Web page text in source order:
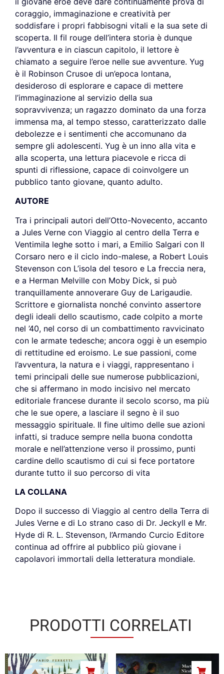
coraggio, immaginazione e creatività per
soddisfare i propri fabbisogni vitali e la sua sete di
scoperta. Il fil rouge dell’intera storia è dunque
l’avventura e in ciascun capitolo, il lettore è
chiamato a seguire l’eroe nelle sue avventure. Yug
è il Robinson Crusoe di un’epoca lontana,
desideroso di esplorare e capace di mettere
l’immaginazione al servizio della sua
sopravvivenza; un ragazzo dominato da una forza
immensa ma, al tempo stesso, caratterizzato dalle
debolezze e i sentimenti che accomunano da
sempre gli adolescenti. Yug è un inno alla vita e
alla scoperta, una lettura piacevole e ricca di
spunti di riflessione, capace di coinvolgere un
pubblico tanto giovane, quanto adulto.
AUTORE
Tra i principali autori dell’Otto-Novecento, accanto
a Jules Verne con Viaggio al centro della Terra e
Ventimila leghe sotto i mari, a Emilio Salgari con Il
Corsaro nero e il ciclo indo-malese, a Robert Louis
Stevenson con L’isola del tesoro e La freccia nera,
e a Herman Melville con Moby Dick, si può
tranquillamente annoverare Guy de Larigaudie.
Scrittore e giornalista nonché convinto assertore
degli ideali dello scautismo, cade colpito a morte
nel ’40, nel corso di un combattimento ravvicinato
con le armate tedesche; ancora oggi è un esempio
di rettitudine ed eroismo. Le sue passioni, come
l’avventura, la natura e i viaggi, rappresentano i
temi principali delle sue numerose pubblicazioni,
che si affermano in modo incisivo nel mercato
editoriale francese durante il secolo scorso, ma più
che le sue opere, a lasciare il segno è il suo
messaggio spirituale. Il fine ultimo delle sue azioni
infatti, si traduce sempre nella buona condotta
morale e nell’attenzione verso il prossimo, punti
cardine dello scautismo di cui si fece portatore
durante tutto il suo percorso di vita
LA COLLANA
Dopo il successo di Viaggio al centro della Terra di
Jules Verne e di Lo strano caso di Dr. Jeckyll e Mr.
Hyde di R. L. Stevenson, l’Armando Curcio Editore
continua ad offrire al pubblico più giovane i
capolavori immortali della letteratura mondiale.
PRODOTTI CORRELATI